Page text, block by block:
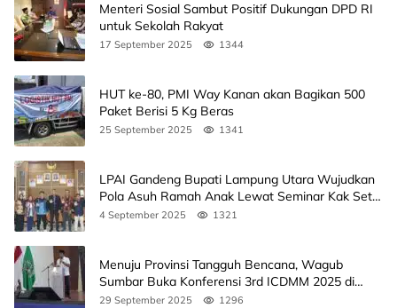
Menteri Sosial Sambut Positif Dukungan DPD RI
untuk Sekolah Rakyat
17 September 2025 1344
HUT ke-80, PMI Way Kanan akan Bagikan 500
Paket Berisi 5 Kg Beras
25 September 2025 1341
LPAI Gandeng Bupati Lampung Utara Wujudkan
Pola Asuh Ramah Anak Lewat Seminar Kak Seto,
Ini Jadwalnya
4 September 2025 1321
Menuju Provinsi Tangguh Bencana, Wagub
Sumbar Buka Konferensi 3rd ICDMM 2025 di
Unand
29 September 2025 1296